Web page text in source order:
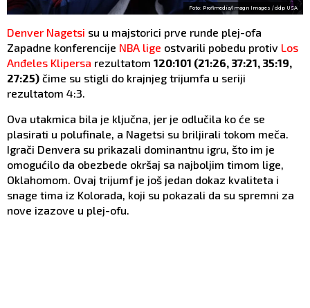
Foto: Profimedia/Imagn Images / ddp USA
Denver Nagetsi su u majstorici prve runde plej-ofa
Zapadne konferencije NBA lige ostvarili pobedu protiv Los
Anđeles Klipersa rezultatom 120:101 (21:26, 37:21, 35:19,
27:25) čime su stigli do krajnjeg trijumfa u seriji
rezultatom 4:3.
Ova utakmica bila je ključna, jer je odlučila ko će se
plasirati u polufinale, a Nagetsi su briljirali tokom meča.
Igrači Denvera su prikazali dominantnu igru, što im je
omogućilo da obezbede okršaj sa najboljim timom lige,
Oklahomom. Ovaj trijumf je još jedan dokaz kvaliteta i
snage tima iz Kolorada, koji su pokazali da su spremni za
nove izazove u plej-ofu.